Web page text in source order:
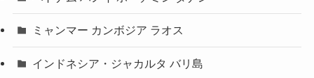
ミャンマー カンボジア ラオス
インドネシア・ジャカルタ バリ島